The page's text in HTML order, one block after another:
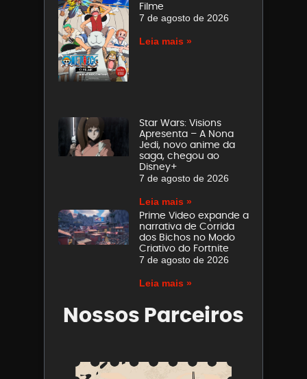
Filme
7 de agosto de 2026
Leia mais »
Star Wars: Visions
Apresenta – A Nona
Jedi, novo anime da
saga, chegou ao
Disney+
7 de agosto de 2026
Leia mais »
Prime Video expande a
narrativa de Corrida
dos Bichos no Modo
Criativo do Fortnite
7 de agosto de 2026
Leia mais »
Nossos Parceiros